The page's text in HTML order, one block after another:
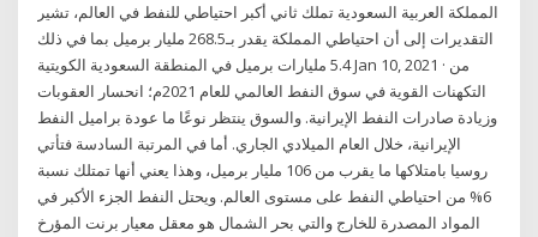
المملكة العربية السعودية تملك ثاني أكبر احتياطي للنفط في العالم، تشير
التقديرات إلى أن احتياطي المملكة يقدر بـ268.5 مليار برميل بما في ذلك
5.4 مليارات برميل في المنطقة السعودية الكويتية Jan 10, 2021 · من
التكهنات القوية في سوق النفط العالمي للعام 2021م؛ انحسار العقوبات
وزيادة صادرات النفط الإيرانية. والسوق ينتظر نوعًا ما عودة براميل النفط
الإيرانية، خلال العام الميلادي الجاري. أما في المرتبة السادسة فتأتي
روسيا بامتلاكها ما يقرب من 106 مليار برميل، وهذا يعني أنها تمتلك نسبة
6% من احتياطي النفط على مستوى العالم. ويحتل النفط الجزء الأكبر في
المواد المصدرة للخارج والتي بحر الشمال هو معقل معيار برنت المؤرخ